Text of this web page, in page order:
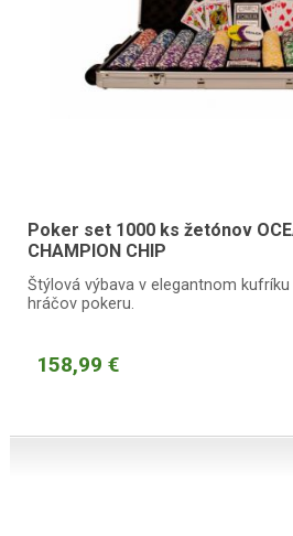
Poker set 1000 ks žetónov
CHAMPION CHIP
Štýlová výbava v elegantnom
hráčov pokeru.
158,99 €